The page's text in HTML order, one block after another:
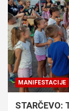
MANIFESTACIJE
STARČEVO: